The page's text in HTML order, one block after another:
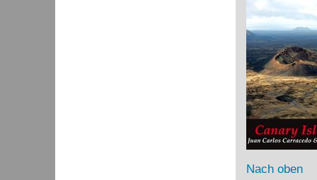
Nach oben